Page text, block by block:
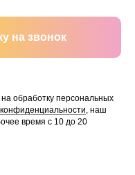
на звонок
обработку персональных
, наш
время с 10 до 20